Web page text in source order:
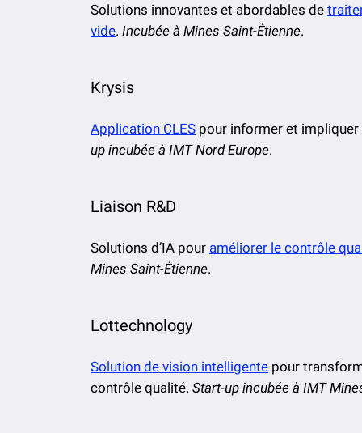
Solutions innovantes et abordables de
vide. Incubée à Mines Saint-Étienne.
Krysis
Application CLES pour informer et
up incubée à IMT Nord Europe.
Liaison R&D
Solutions d’IA pour améliorer le contrôle
Mines Saint-Étienne.
Lottechnology
Solution de vision intelligente pour
contrôle qualité. Start-up incubée à IMT